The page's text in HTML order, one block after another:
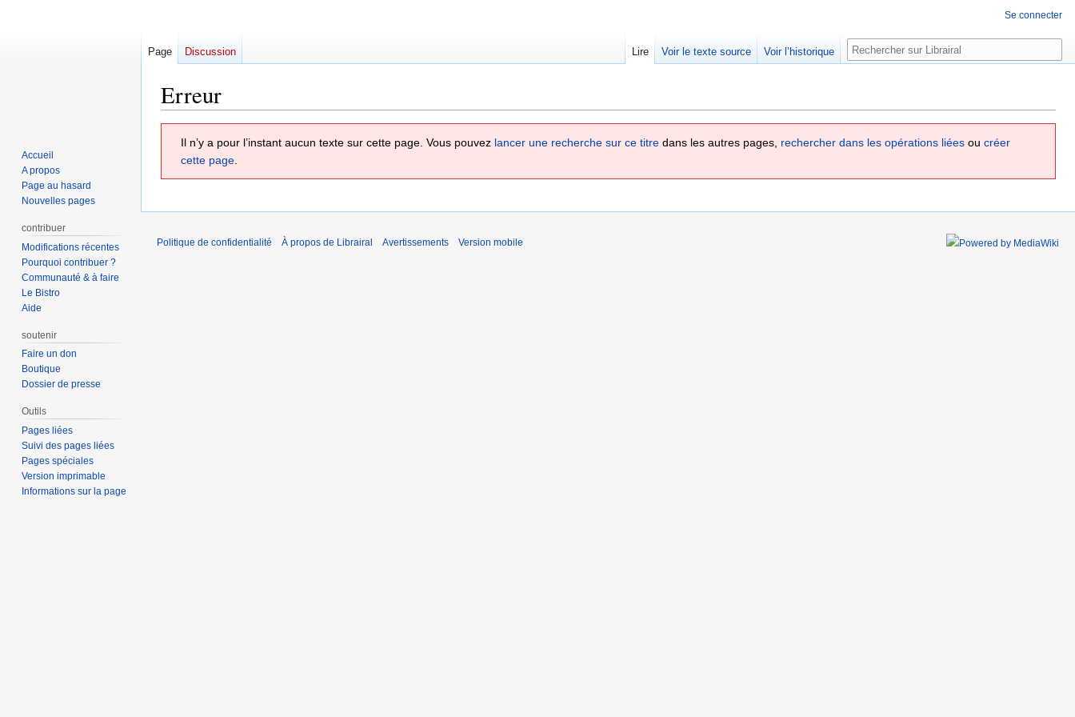
Erreur
Il n’y a pour l’instant aucun texte sur cette page. Vous pouvez lancer une recherche sur ce titre dans les autres pages, rechercher dans les opérations liées ou créer
cette page.
Se connecter
Page Discussion Lire Voir le texte source Voir l’historique Rechercher
Accueil
A propos
Page au hasard
Nouvelles pages
contribuer
Modifications récentes
Pourquoi contribuer ?
Communauté & à faire
Le Bistro
Aide
soutenir
Faire un don
Boutique
Dossier de presse
Outils
Pages liées
Suivi des pages liées
Pages spéciales
Version imprimable
Informations sur la page
Politique de confidentialité À propos de Librairal Avertissements Version mobile